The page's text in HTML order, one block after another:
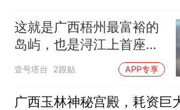
这就是广西梧州最富裕的
岛屿，也是浔江上首座通
桥的小岛
壹号塔台 2跟贴 APP专享
广西玉林神秘宫殿，耗资巨